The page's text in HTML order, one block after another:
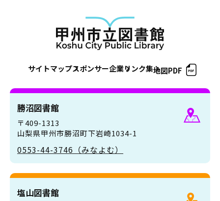
サイトマップスポンサー企業リンク集地図PDF
勝沼図書館
〒409-1313
山梨県甲州市勝沼町下岩崎1034-1
0553-44-3746（みなよむ）
塩山図書館